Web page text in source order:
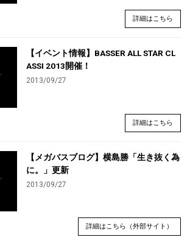
詳細はこちら
【イベント情報】BASSER ALL STAR CL
ASSI 2013開催！
2013/09/27
詳細はこちら
【メガバスブログ】横島勝「生き抜く為
に。」更新
2013/09/27
詳細はこちら（外部サイト）